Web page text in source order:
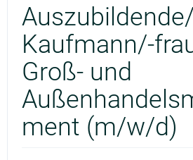
Kaufmann/-
Groß- und
ment (m/w/d)